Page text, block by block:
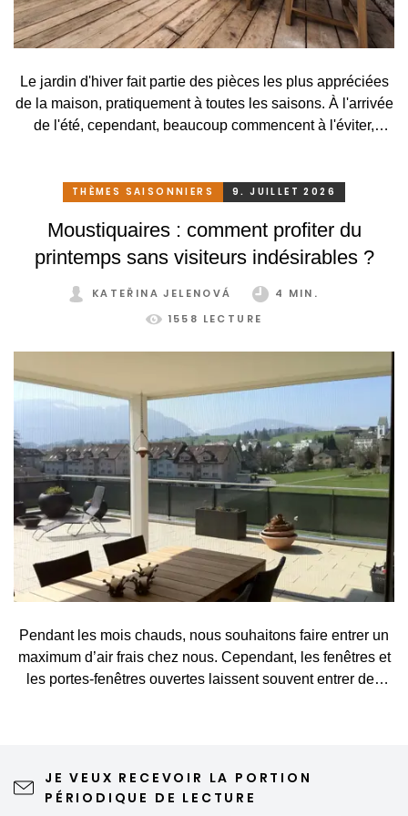
Le jardin d'hiver fait partie des pièces les plus appréciées
de la maison, pratiquement à toutes les saisons. À l'arrivée
de l'été, cependant, beaucoup commencent à l'éviter,
qu'en un lieu agréable de détente. C'est pourtant
de protection solaire adapté, pratique et astucieux, vous
pouvez profiter de votre jardin d'hiver confortablement et
THÈMES SAISONNIERS 9. JUILLET 2026
Moustiquaires : comment profiter du
printemps sans visiteurs indésirables ?
KATEŘINA JELENOVÁ
4 MIN.
1558 LECTURE
Pendant les mois chauds, nous souhaitons faire entrer un
maximum d’air frais chez nous. Cependant, les fenêtres et
les portes-fenêtres ouvertes laissent souvent entrer des
du printemps et de l’été. Une moustiquaire de qualité
JE VEUX RECEVOIR LA PORTION
PÉRIODIQUE DE LECTURE